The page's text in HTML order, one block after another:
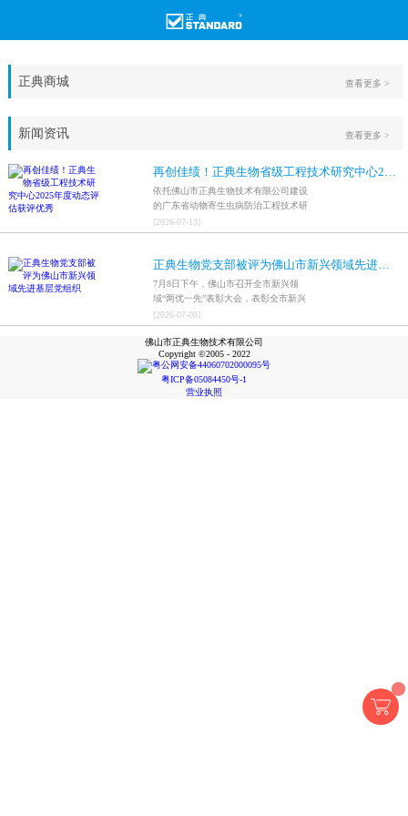
正典商城 查看更多 >
新闻资讯
再创佳绩！正典生物省级工程技术研究中心2025年度动态评估获评优秀
依托佛山市正典生物技术有限公司建设
的广东省动物寄生虫病防治工程技术研
究中心，在全省参评科研平台中综合表
现突出，成功获评最高评价等级“优
[2026-07-13]
正典生物党支部被评为佛山市新兴领域先进基层党组织
7月8日下午，佛山市召开全市新兴领
域“两优一先”表彰大会，表彰全市新兴
领域优秀共产党员、优秀党务工作者和
先进基层党组织，中共佛山市正典生物
技术有限公司支部委员会被评为佛山市
新兴领域先进基层党组织。
[2026-07-08]
查看更多 >
佛山市正典生物技术有限公司
Copyright ©2005 - 2022
粤公网安备44060702000095号
粤ICP备05084450号-1
营业执照